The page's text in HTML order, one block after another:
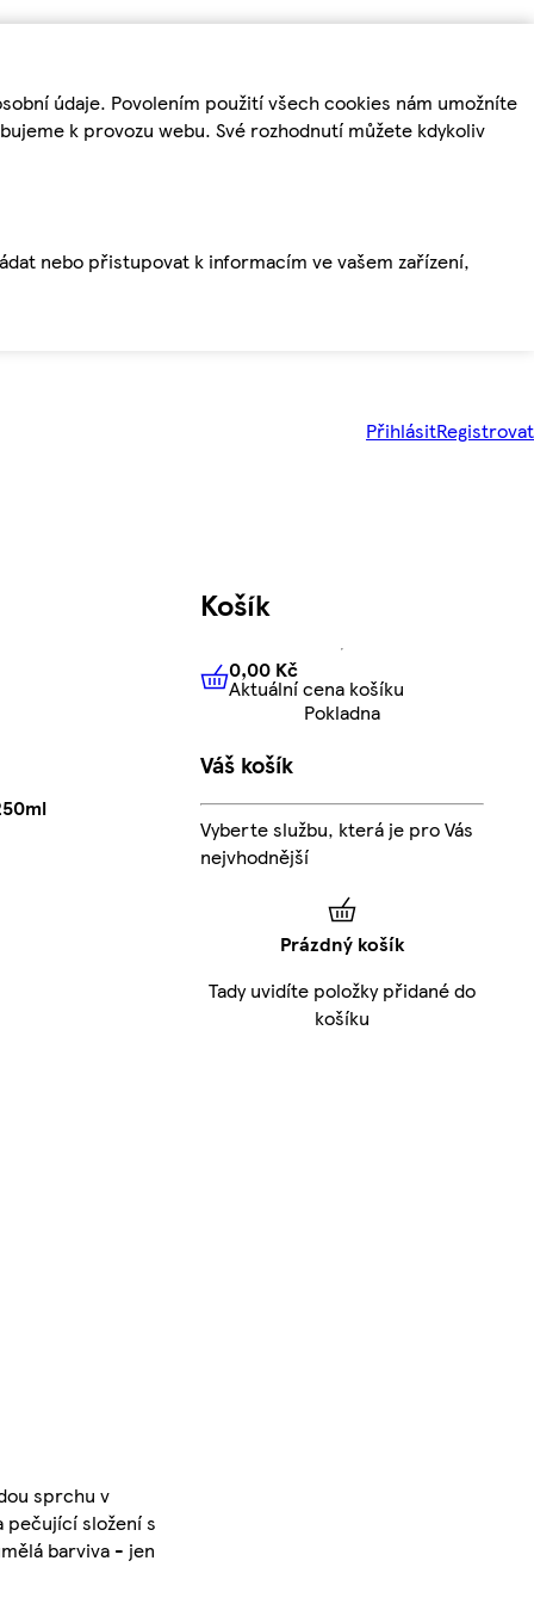
údaje. Povolením použití všech cookies nám umožníte
k provozu webu. Své rozhodnutí můžete kdykoliv
nebo přistupovat k informacím ve vašem zařízení,
PřihlásitRegistrovat
sprchu v
pečující složení s
barviva - jen
Košík
0,00 KčAktuální cena košíku
0,00 Kč
Aktuální cena košíku
Pokladna
Váš košík
Vyberte službu, která je pro Vás
nejvhodnější
Prázdný košík
Tady uvidíte položky přidané do
košíku